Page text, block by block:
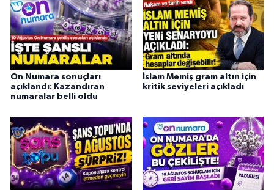
On Numara sonuçları
açıklandı: Kazandıran
numaralar belli oldu
İslam Memiş gram altın için
kritik seviyeleri açıkladı